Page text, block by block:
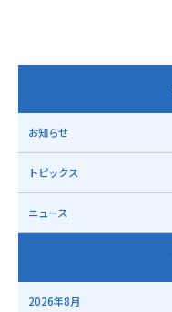
お知らせ
トピックス
ニュース
2026年8月